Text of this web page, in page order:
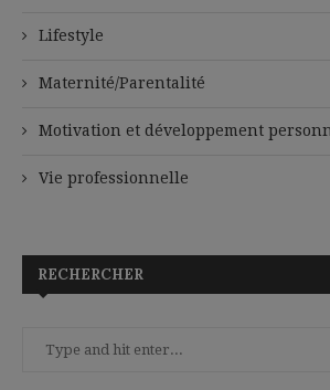
Lifestyle
Maternité/Parentalité
Motivation et développement
Vie professionnelle
RECHERCHER